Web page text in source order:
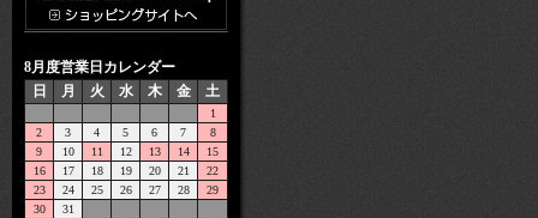
8月度営業日カレンダー
日
月 火 水 木 金 土
1
2
3 4 5 6 7
8
9
10 11 12 13 14
15
16
17 18 19 20 21
22
23
24 25 26 27 28
29
30
31